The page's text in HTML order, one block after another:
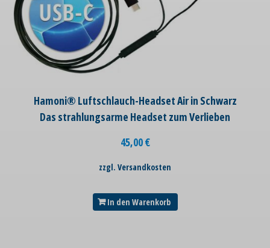
Hamoni® Luftschlauch-Headset Air in Schwarz
Das strahlungsarme Headset zum Verlieben
45,00€
zzgl. Versandkosten
In den Warenkorb